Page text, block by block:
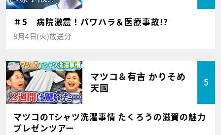
＃5 病院激震！パワハラ＆医療事故!?
8月4日(火)放送分
マツコ＆有吉 かりそめ
天国
5
マツコのTシャツ洗濯事情 たくろうの滋賀の魅力
プレゼンツアー